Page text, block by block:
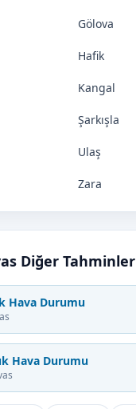
Gölova
Hafik
Kangal
Şarkışla
Ulaş
Zara
Diğer Tahminler
Hava Durumu
Hava Durumu